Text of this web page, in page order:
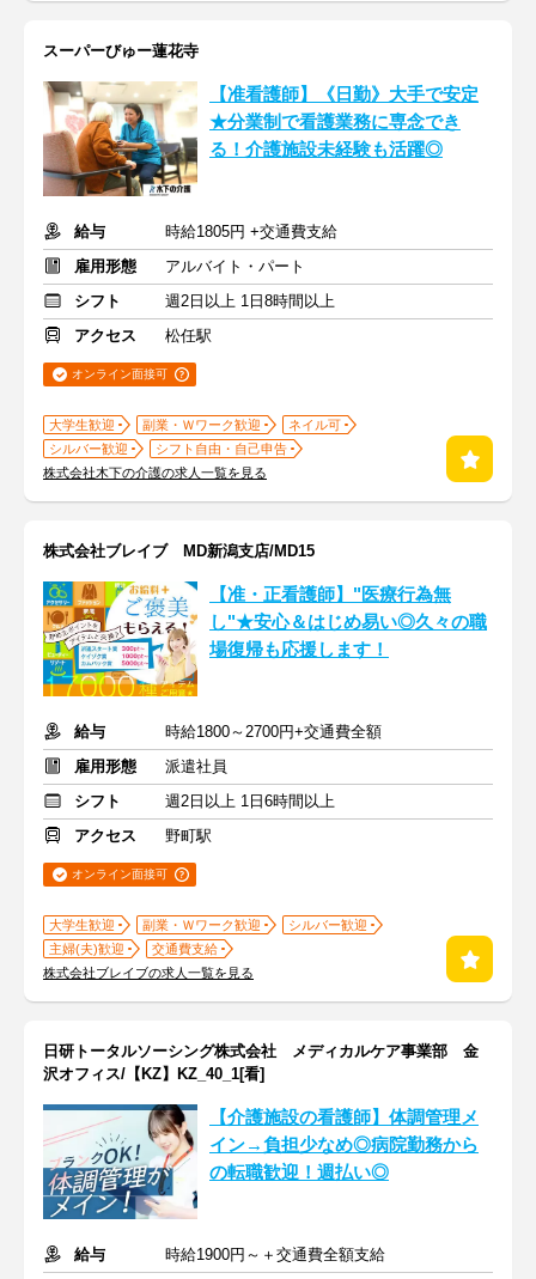
スーパーびゅー蓮花寺
【准看護師】《日勤》大手で安定
★分業制で看護業務に専念でき
る！介護施設未経験も活躍◎
給与
時給1805円 +交通費支給
雇用形態
アルバイト・パート
シフト
週2日以上 1日8時間以上
アクセス
松任駅
オンライン面接可
大学生歓迎 副業・Ｗワーク歓迎
ネイル可
シルバー歓迎
シフト自由・自己申告
株式会社木下の介護の求人一覧を見る
株式会社ブレイブ MD新潟支店/MD15
【准・正看護師】"医療行為無
し"★安心＆はじめ易い◎久々の職
場復帰も応援します！
給与
時給1800～2700円+交通費全額
雇用形態
派遣社員
シフト
週2日以上 1日6時間以上
アクセス
野町駅
オンライン面接可
大学生歓迎 副業・Ｗワーク歓迎
シルバー歓迎
主婦(夫)歓迎
交通費支給
株式会社ブレイブの求人一覧を見る
日研トータルソーシング株式会社 メディカルケア事業部 金
沢オフィス/【KZ】KZ_40_1[看]
【介護施設の看護師】体調管理メ
イン→負担少なめ◎病院勤務から
の転職歓迎！週払い◎
給与
時給1900円～＋交通費全額支給